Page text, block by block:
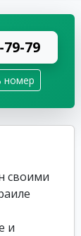
79-79
номер
своими
и